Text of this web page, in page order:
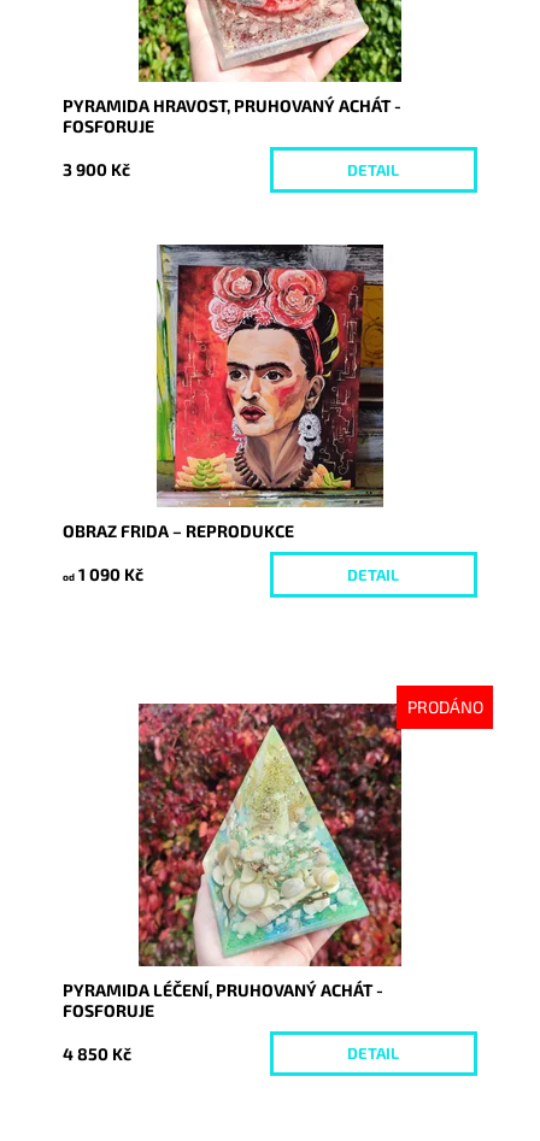
PYRAMIDA HRAVOST, PRUHOVANÝ ACHÁT -
FOSFORUJE
3 900 Kč DETAIL
Skladem
9195/REP
OBRAZ FRIDA – REPRODUKCE
od 1 090 Kč DETAIL
PRODÁNO
Dostupnost:
Vyprodáno
9237
PYRAMIDA LÉČENÍ, PRUHOVANÝ ACHÁT -
FOSFORUJE
4 850 Kč DETAIL